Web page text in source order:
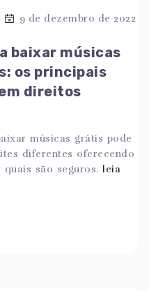
9 de dezembro de 2022
baixar músicas
os principais
direitos
músicas grátis pode
diferentes oferecendo
são seguros. leia